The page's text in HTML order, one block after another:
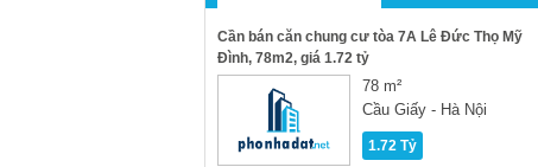
Cần bán căn chung cư tòa 7A Lê Đức Thọ Mỹ
Đình, 78m2, giá 1.72 tỷ
78 m²
Cầu Giấy - Hà Nội
1.72 Tỷ